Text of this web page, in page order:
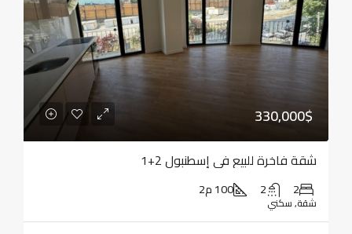
330,000$
شقة فاخرة للبيع في إسطنبول 2+1
2
2 100 م2
شقة, سكني